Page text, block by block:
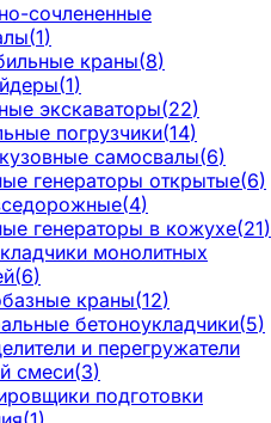
сочлененные
(1)
краны(8)
(1)
экскаваторы(22)
погрузчики(14)
самосвалы(6)
генераторы открытые(6)
(4)
генераторы в кожухе(21)
монолитных
(6)
краны(12)
бетоноукладчики(5)
и перегружатели
смеси(3)
подготовки